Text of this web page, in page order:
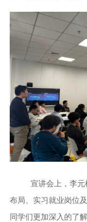
宣讲会上，李
布局、实习就业岗位
同学们更加深入的了